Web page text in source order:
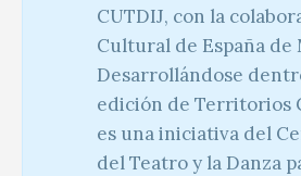
CUTDIJ, con la
Cultural de España de
Desarrollándose
edición de Territorios
es una iniciativa del
del Teatro y la Danza